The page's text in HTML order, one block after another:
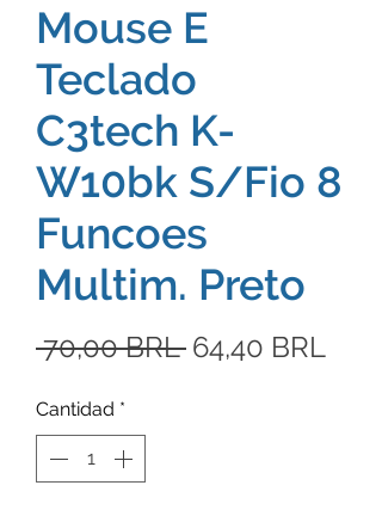
Mouse E
Teclado
C3tech K-
W10bk S/Fio 8
Funcoes
Multim. Preto
70,00 BRL Precio
64,40 BRL
Cantidad *